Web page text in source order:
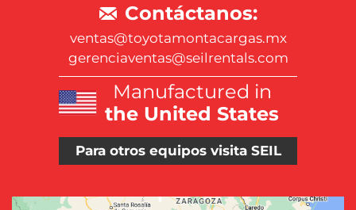
Contáctanos:
ventas@toyotamontacargas.mx
gerenciaventas@seilrentals.com
Manufactured in
the United States
Para otros equipos visita SEIL